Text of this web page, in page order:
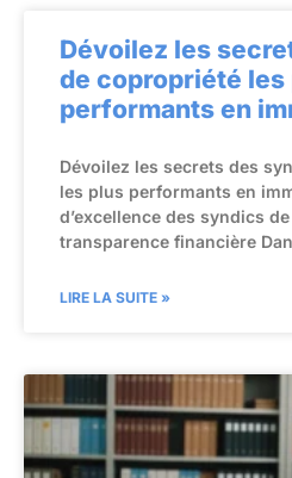
Dévoilez les
de copropriété les
performants en
Dévoilez les secrets des
les plus performants en
d’excellence des syndics
transparence financière
LIRE LA SUITE »